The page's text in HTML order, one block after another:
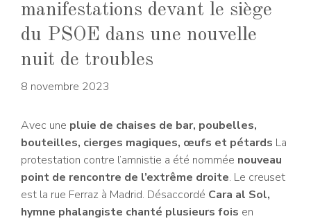
manifestations devant le siège
du PSOE dans une nouvelle
nuit de troubles
8 novembre 2023
Avec une pluie de chaises de bar, poubelles,
bouteilles, cierges magiques, œufs et pétards La
protestation contre l’amnistie a été nommée nouveau
point de rencontre de l’extrême droite. Le creuset
est la rue Ferraz à Madrid. Désaccordé Cara al Sol,
hymne phalangiste chanté plusieurs fois en